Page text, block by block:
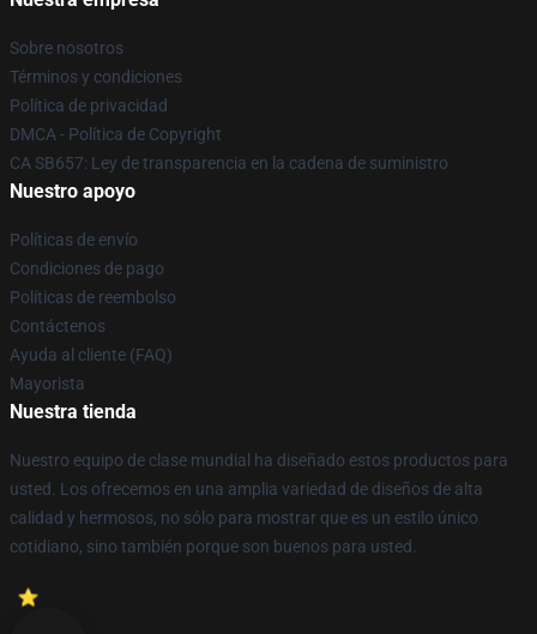
Sobre nosotros
Términos y condiciones
Política de privacidad
DMCA - Política de Copyright
CA SB657: Ley de transparencia en la cadena de suministro
Nuestro apoyo
Políticas de envío
Condiciones de pago
Políticas de reembolso
Contáctenos
Ayuda al cliente (FAQ)
Mayorista
Nuestra tienda
Nuestro equipo de clase mundial ha diseñado estos productos para
usted. Los ofrecemos en una amplia variedad de diseños de alta
calidad y hermosos, no sólo para mostrar que es un estilo único
cotidiano, sino también porque son buenos para usted.